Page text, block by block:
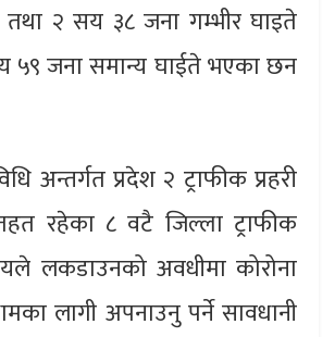
२ सय ३८ जना गम्भीर घाइते
५९ जना समान्य घाईते भएका छन
अन्तर्गत प्रदेश २ ट्राफीक प्रहरी
रहेका ८ वटै जिल्ला ट्राफीक
लकडाउनको अवधीमा कोरोना
लागी अपनाउनु पर्ने सावधानी